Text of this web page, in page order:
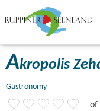
Akropolis
Gastronomy
of